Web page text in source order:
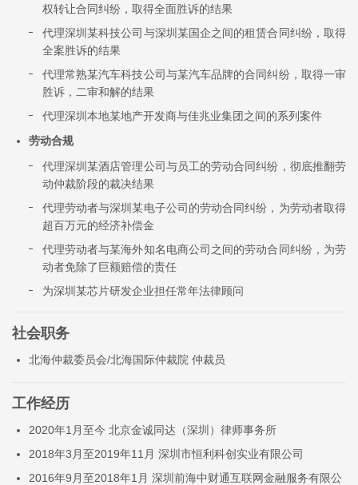
权转让合同纠纷，取得全面胜诉的结果
代理深圳某科技公司与深圳某国企之间的租赁合同纠纷，取得
全案胜诉的结果
代理常熟某汽车科技公司与某汽车品牌的合同纠纷，取得一审
胜诉，二审和解的结果
代理深圳本地某地产开发商与佳兆业集团之间的系列案件
劳动合规
代理深圳某酒店管理公司与员工的劳动合同纠纷，彻底推翻劳
动仲裁阶段的裁决结果
代理劳动者与深圳某电子公司的劳动合同纠纷，为劳动者取得
超百万元的经济补偿金
代理劳动者与某海外知名电商公司之间的劳动合同纠纷，为劳
动者免除了巨额赔偿的责任
为深圳某芯片研发企业担任常年法律顾问
社会职务
北海仲裁委员会/北海国际仲裁院 仲裁员
工作经历
2020年1月至今 北京金诚同达（深圳）律师事务所
2018年3月至2019年11月 深圳市恒利科创实业有限公司
2016年9月至2018年1月 深圳前海中财通互联网金融服务有限公